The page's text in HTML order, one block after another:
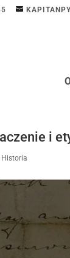
i
Historia